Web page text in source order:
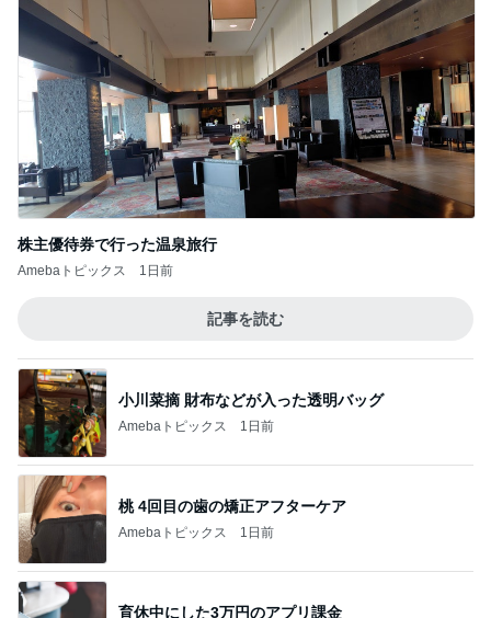
株主優待券で行った温泉旅行
Amebaトピックス 1日前
記事を読む
小川菜摘 財布などが入った透明バッグ
Amebaトピックス 1日前
桃 4回目の歯の矯正アフターケア
Amebaトピックス 1日前
育休中にした3万円のアプリ課金